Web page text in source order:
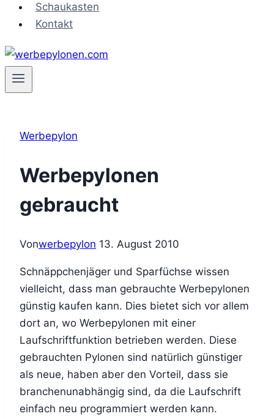
Schaukasten
Kontakt
Werbepylon
Werbepylonen
gebraucht
Vonwerbepylon 13. August 2010
Schnäppchenjäger und Sparfüchse wissen
vielleicht, dass man gebrauchte Werbepylonen
günstig kaufen kann. Dies bietet sich vor allem
dort an, wo Werbepylonen mit einer
Laufschriftfunktion betrieben werden. Diese
gebrauchten Pylonen sind natürlich günstiger
als neue, haben aber den Vorteil, dass sie
branchenunabhängig sind, da die Laufschrift
einfach neu programmiert werden kann.